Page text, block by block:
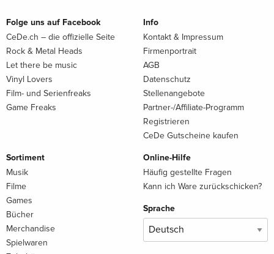
Folge uns auf Facebook
CeDe.ch – die offizielle Seite
Rock & Metal Heads
Let there be music
Vinyl Lovers
Film- und Serienfreaks
Game Freaks
Info
Kontakt & Impressum
Firmenportrait
AGB
Datenschutz
Stellenangebote
Partner-/Affiliate-Programm
Registrieren
CeDe Gutscheine kaufen
Sortiment
Musik
Filme
Games
Bücher
Merchandise
Spielwaren
Online-Hilfe
Häufig gestellte Fragen
Kann ich Ware zurückschicken?
Sprache